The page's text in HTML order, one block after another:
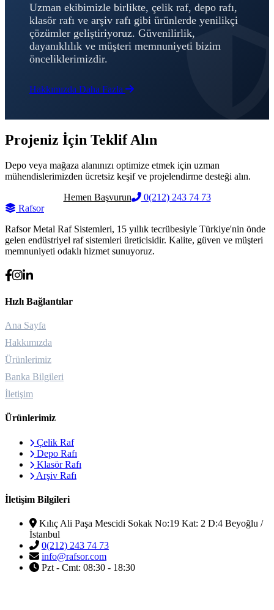
Uzman ekibimizle birlikte, çelik raf, depo rafı,
klasör rafı ve arşiv rafı gibi ürünlerde yenilikçi
çözümler geliştiriyoruz. Güvenilirlik,
dayanıklılık ve müşteri memnuniyeti bizim
önceliklerimizdir.
Hakkımızda Daha Fazla
Projeniz İçin Teklif Alın
Depo veya mağaza alanınızı optimize etmek için uzman
mühendislerimizden ücretsiz keşif ve projelendirme desteği alın.
Hemen Başvurun
0(212) 243 74 73
Rafsor
Rafsor Metal Raf Sistemleri, 15 yıllık tecrübesiyle Türkiye'nin önde
gelen endüstriyel raf sistemleri üreticisidir. Kalite, güven ve müşteri
memnuniyeti odaklı hizmet sunuyoruz.
Hızlı Bağlantılar
Ana Sayfa
Hakkımızda
Ürünlerimiz
Banka Bilgileri
İletişim
Ürünlerimiz
Çelik Raf
Depo Rafı
Klasör Rafı
Arşiv Rafı
İletişim Bilgileri
Kılıç Ali Paşa Mescidi Sokak No:19 Kat: 2 D:4 Beyoğlu /
İstanbul
0(212) 243 74 73
info@rafsor.com
Pzt - Cmt: 08:30 - 18:30